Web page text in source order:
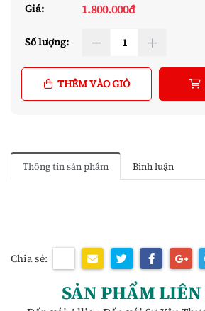
Giá:
1.800.000đ
Số lượng:
THÊM VÀO GIỎ
Thông tin sản phẩm Bình luận
Chia sẻ:
SẢN PHẨM